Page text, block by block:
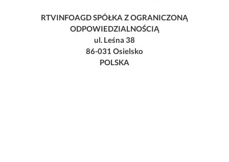
RTVINFOAGD SPÓŁKA Z OGRANICZONĄ
ODPOWIEDZIALNOŚCIĄ
ul. Leśna 38
86-031 Osielsko
POLSKA